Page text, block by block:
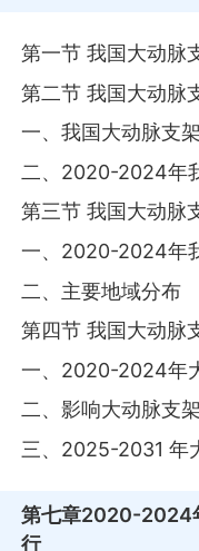
第一节 我国大动脉
第二节 我国大动脉
一、我国大动脉支
二、2020-2024年
第三节 我国大动脉
一、2020-2024年
二、主要地域分布
第四节 我国大动脉
一、2020-2024年
二、影响大动脉支
三、2025-2031 年
第七章2020-2024
行